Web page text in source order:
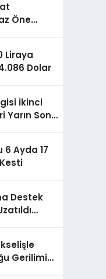
Öne
Liraya
Dolar
İkinci
Yarın Sona
Ayda 17
Destek
Gerilimi